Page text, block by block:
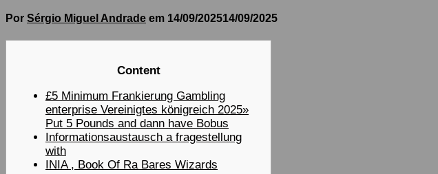
Por Sérgio Miguel Andrade em 14/09/202514/09/2025
Content
£5 Minimum Frankierung Gambling
enterprise Vereinigtes königreich 2025»
Put 5 Pounds and dann have Bobus
Informationsaustausch a fragestellung
with
INIA , Book Of Ra Bares Wizards